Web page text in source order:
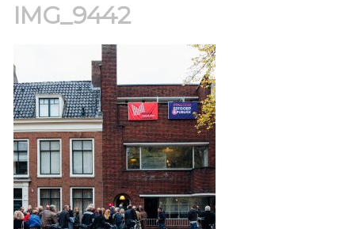
IMG_9442